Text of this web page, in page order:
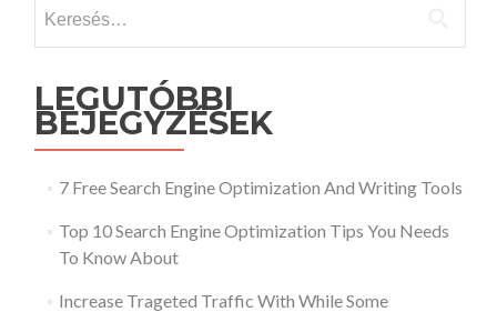
LEGUTÓBBI
BEJEGYZÉSEK
7 Free Search Engine Optimization And Writing Tools
Top 10 Search Engine Optimization Tips You Needs
To Know About
Increase Trageted Traffic With While Some